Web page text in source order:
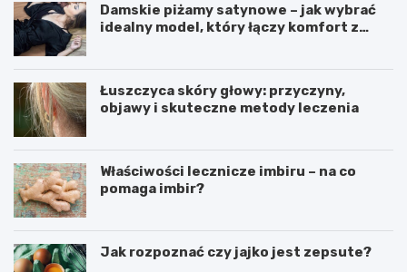
Damskie piżamy satynowe – jak wybrać
idealny model, który łączy komfort z
Łuszczyca skóry głowy: przyczyny,
objawy i skuteczne metody leczenia
Właściwości lecznicze imbiru – na co
pomaga imbir?
Jak rozpoznać czy jajko jest zepsute?